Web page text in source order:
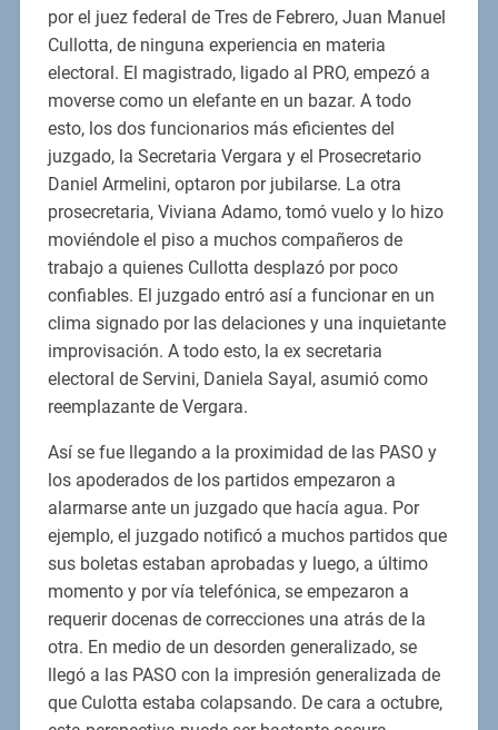
por el juez federal de Tres de Febrero, Juan Manuel
Cullotta, de ninguna experiencia en materia
electoral. El magistrado, ligado al PRO, empezó a
moverse como un elefante en un bazar. A todo
esto, los dos funcionarios más eficientes del
juzgado, la Secretaria Vergara y el Prosecretario
Daniel Armelini, optaron por jubilarse. La otra
prosecretaria, Viviana Adamo, tomó vuelo y lo hizo
moviéndole el piso a muchos compañeros de
trabajo a quienes Cullotta desplazó por poco
confiables. El juzgado entró así a funcionar en un
clima signado por las delaciones y una inquietante
improvisación. A todo esto, la ex secretaria
electoral de Servini, Daniela Sayal, asumió como
reemplazante de Vergara.
Así se fue llegando a la proximidad de las PASO y
los apoderados de los partidos empezaron a
alarmarse ante un juzgado que hacía agua. Por
ejemplo, el juzgado notificó a muchos partidos que
sus boletas estaban aprobadas y luego, a último
momento y por vía telefónica, se empezaron a
requerir docenas de correcciones una atrás de la
otra. En medio de un desorden generalizado, se
llegó a las PASO con la impresión generalizada de
que Culotta estaba colapsando. De cara a octubre,